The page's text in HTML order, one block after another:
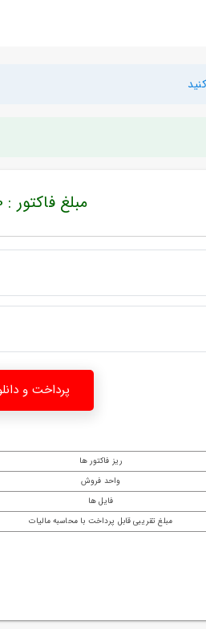
مبلغ فاکتور : 205000 تومان
پرداخت و
ریز فاکتور ها
واحد فروش
فایل ها
مبلغ تقریبی قابل پرداخت با محاسبه مالیات